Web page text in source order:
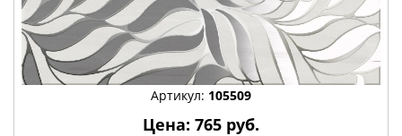
Артикул: 105509
Цена: 765 руб.